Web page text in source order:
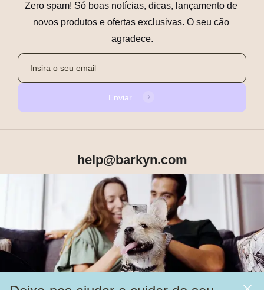
Zero spam! Só boas notícias, dicas, lançamento de
novos produtos e ofertas exclusivas. O seu cão
agradece.
Enviar
help@barkyn.com
Produtos